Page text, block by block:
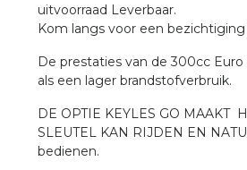
uitvoorraad Leverbaar.
Kom langs voor een
De prestaties van de 300cc
als een lager brandstofverbruik.
DE OPTIE KEYLES GO MAAKT
SLEUTEL KAN RIJDEN EN
bedienen.